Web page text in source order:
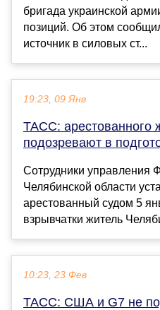
бригада украинской
позиций. Об этом
источник в силовых ст...
19:23, 09 Янв
ТАСС: арестованного
подозревают в
Сотрудники управления
Челябинской области
арестованный судом 5
взрывчатки житель
10:23, 23 Фев
ТАСС: США и G7 не